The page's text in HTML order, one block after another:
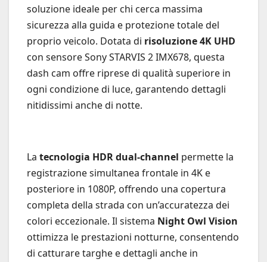
soluzione ideale per chi cerca massima
sicurezza alla guida e protezione totale del
proprio veicolo. Dotata di risoluzione 4K UHD
con sensore Sony STARVIS 2 IMX678, questa
dash cam offre riprese di qualità superiore in
ogni condizione di luce, garantendo dettagli
nitidissimi anche di notte.
La tecnologia HDR dual-channel permette la
registrazione simultanea frontale in 4K e
posteriore in 1080P, offrendo una copertura
completa della strada con un’accuratezza dei
colori eccezionale. Il sistema Night Owl Vision
ottimizza le prestazioni notturne, consentendo
di catturare targhe e dettagli anche in